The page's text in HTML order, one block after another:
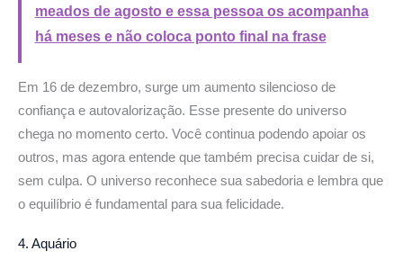
meados de agosto e essa pessoa os acompanha
há meses e não coloca ponto final na frase
Em 16 de dezembro, surge um aumento silencioso de
confiança e autovalorização. Esse presente do universo
chega no momento certo. Você continua podendo apoiar os
outros, mas agora entende que também precisa cuidar de si,
sem culpa. O universo reconhece sua sabedoria e lembra que
o equilíbrio é fundamental para sua felicidade.
4. Aquário